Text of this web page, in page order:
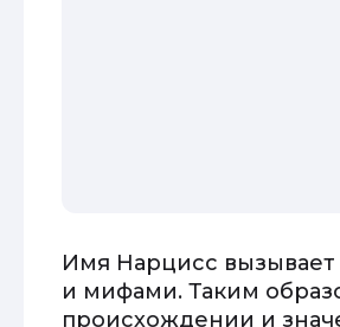
Имя Нарцисс
и мифами. Таким
происхождении и